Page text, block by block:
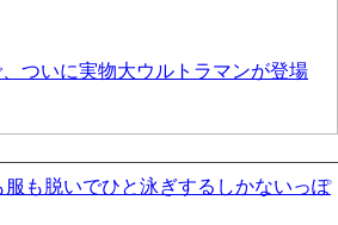
ついに実物大ウルトラマンが登場
も脱いでひと泳ぎするしかないっぽ